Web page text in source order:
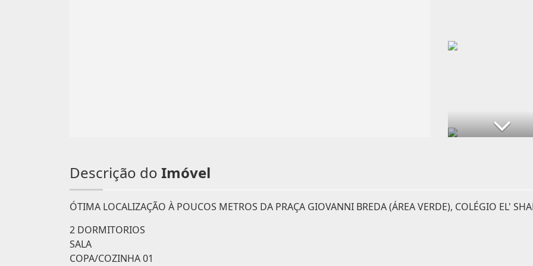
Descrição do Imóvel
ÓTIMA LOCALIZAÇÃO À POUCOS METROS DA PRAÇA GIOVANNI BREDA (ÁREA VERDE), COLÉGIO EL'
2 DORMITORIOS
SALA
COPA/COZINHA 01